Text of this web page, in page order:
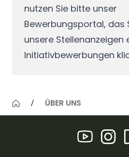
nutzen Sie bitte unser
Bewerbungsportal, das
unsere Stellenanzeigen
Initiativbewerbungen
ÜBER UNS